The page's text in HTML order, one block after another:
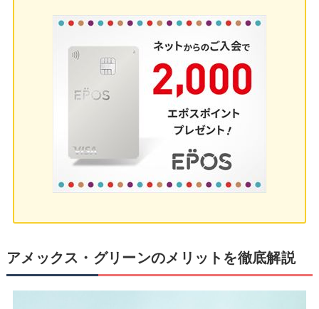
アメックス・グリーンのメリットを徹底解説